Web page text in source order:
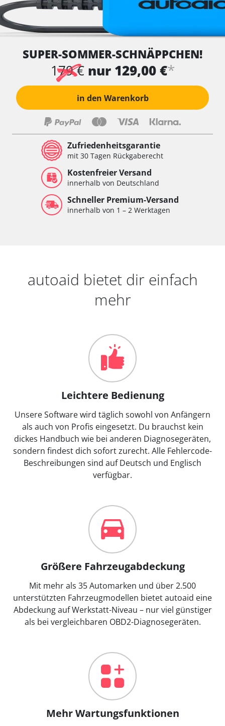
SUPER-SOMMER-SCHNÄPPCHEN!
179 € nur 129,00 €*
in den Warenkorb
Zufriedenheitsgarantie
mit 30 Tagen Rückgaberecht
Kostenfreier Versand
innerhalb von Deutschland
Schneller Premium-Versand
innerhalb von 1 – 2 Werktagen
autoaid bietet dir einfach
mehr
Leichtere Bedienung
Unsere Software wird täglich sowohl von Anfängern
als auch von Profis eingesetzt. Du brauchst kein
dickes Handbuch wie bei anderen Diagnosegeräten,
sondern findest dich sofort zurecht. Alle Fehlercode-
Beschreibungen sind auf Deutsch und Englisch
verfügbar.
Größere Fahrzeugabdeckung
Mit mehr als 35 Automarken und über 2.500
unterstützten Fahrzeugmodellen bietet autoaid eine
Abdeckung auf Werkstatt-Niveau – nur viel günstiger
als bei vergleichbaren OBD2-Diagnosegeräten.
Mehr Wartungsfunktionen